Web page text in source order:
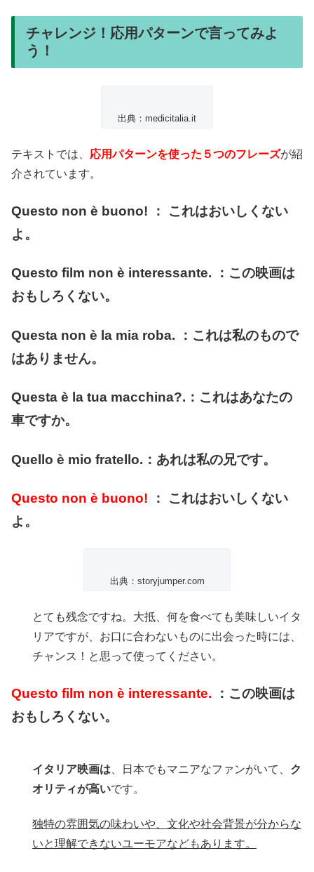
チャレンジ！応用パターンで言ってみよ
う！
出典：medicitalia.it
テキストでは、 応用パターンを使った５つのフレーズが紹
介されています。
Questo non è buono! ： これはおいしくない
よ。
Questo film non è interessante. ：この映画は
おもしろくない。
Questa non è la mia roba. ：これは私のもので
はありません。
Questa è la tua macchina?.：これはあなたの
車ですか。
Quello è mio fratello.：あれは私の兄です。
Questo non è buono! ： これはおいしくない
よ。
出典：storyjumper.com
とても残念ですね。大抵、何を食べても美味しいイタ
リアですが、お口に合わないものに出会った時には、
チャンス！と思って使ってください。
Questo film non è interessante. ：この映画は
おもしろくない。
イタリア映画は 、日本でもマニアなファンがいて、 ク
オリティが高いです。
独特の雰囲気の味わいや、文化や社会背景が分からな
いと理解できないユーモアなどもあります。